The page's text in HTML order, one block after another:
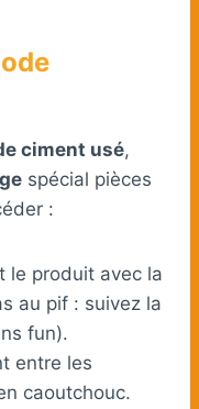
ciment usé,
spécial pièces
:
le produit avec la
au pif : suivez la
fun).
entre les
caoutchouc.